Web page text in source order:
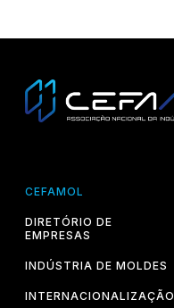
CEFAMOL
DIRETÓRIO DE
EMPRESAS
INDÚSTRIA DE MOLDES
INTERNACIONALIZAÇÃO